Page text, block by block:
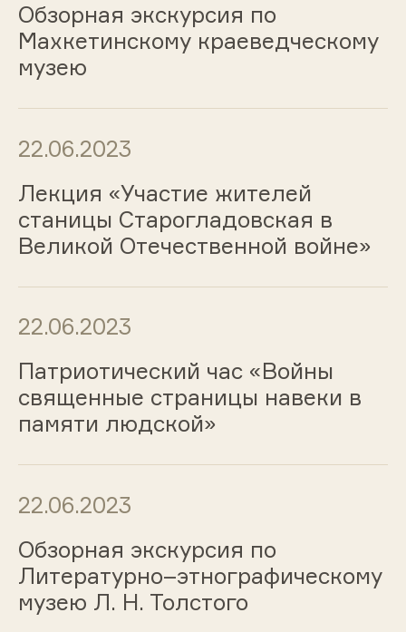
Обзорная экскурсия по
Махкетинскому краеведческому
музею
22.06.2023
Лекция «Участие жителей
станицы Старогладовская в
Великой Отечественной войне»
22.06.2023
Патриотический час «Войны
священные страницы навеки в
памяти людской»
22.06.2023
Обзорная экскурсия по
Литературно–этнографическому
музею Л. Н. Толстого